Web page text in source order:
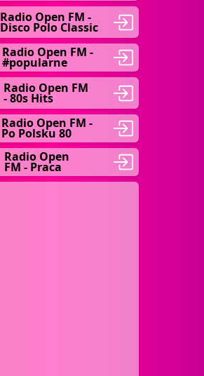
Radio Open FM -
Disco Polo Classic
Radio Open FM -
#popularne
Radio Open FM
- 80s Hits
Radio Open FM -
Po Polsku 80
Radio Open
FM - Praca